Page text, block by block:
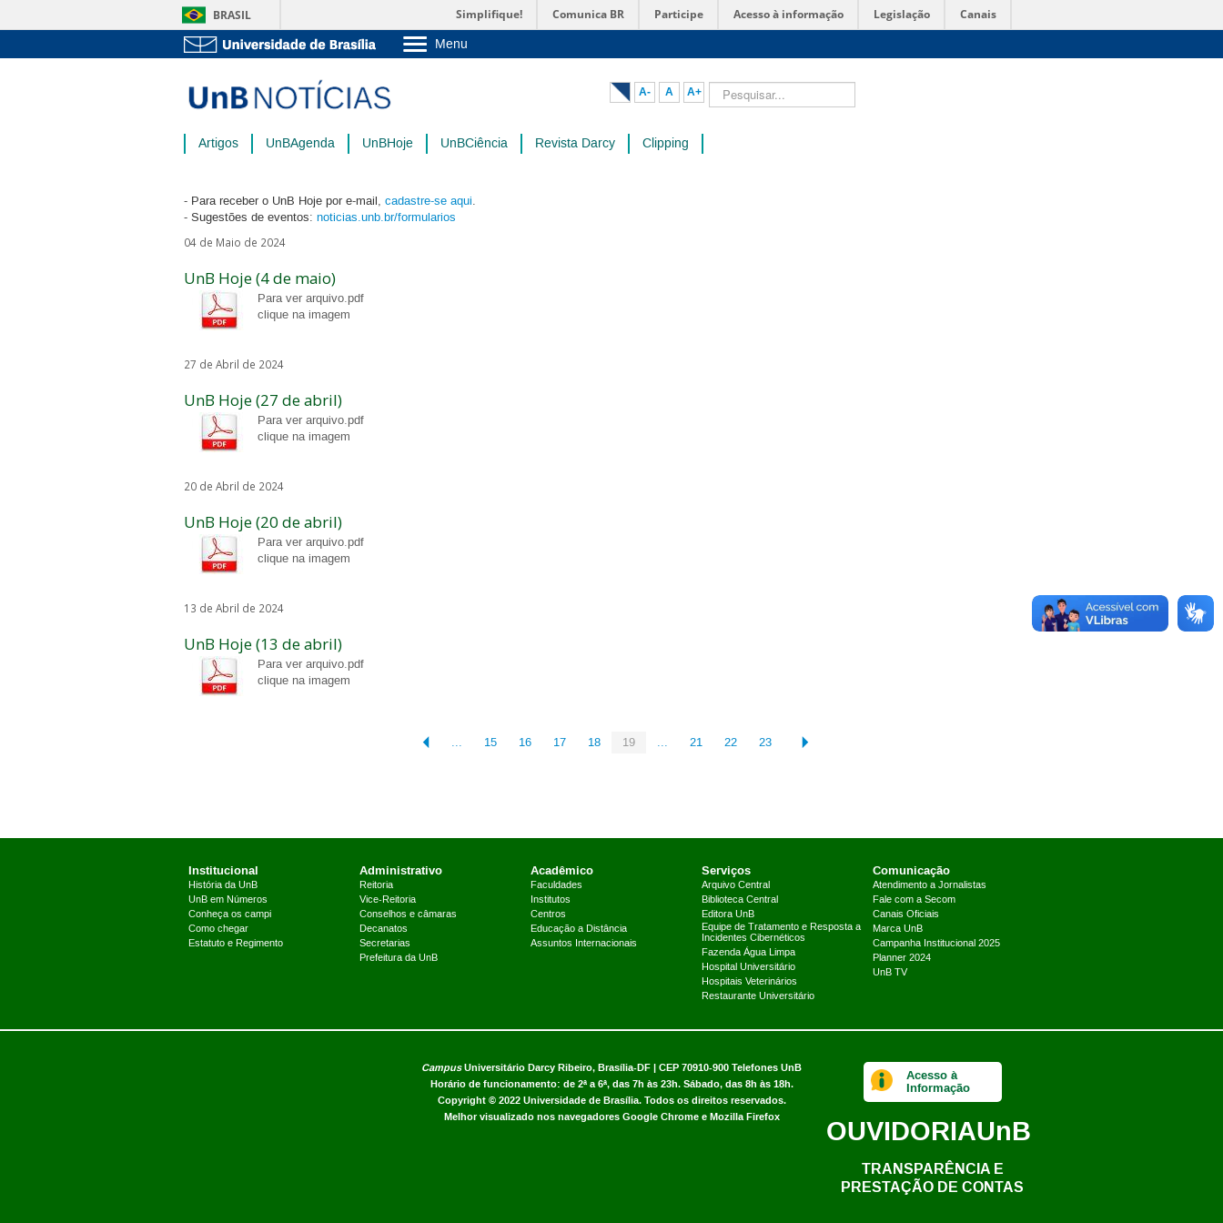
BRASIL Simplifique! Comunica BR Participe Acesso à informação Legislação Canais
Menu
Pós-Graduação
Administração
A- A A+ Pesquisar...
Artigos UnBAgenda UnBHoje UnBCiência Revista Darcy Clipping
- Para receber o UnB Hoje por e-mail, cadastre-se aqui.
- Sugestões de eventos: noticias.unb.br/formularios
04 de Maio de 2024
UnB Hoje (4 de maio)
Para ver arquivo.pdf
clique na imagem
27 de Abril de 2024
UnB Hoje (27 de abril)
Para ver arquivo.pdf
clique na imagem
20 de Abril de 2024
UnB Hoje (20 de abril)
Para ver arquivo.pdf
clique na imagem
13 de Abril de 2024
UnB Hoje (13 de abril)
Para ver arquivo.pdf
clique na imagem
... 15 16 17 18 19 ... 21 22 23
Institucional
História da UnB
UnB em Números
Conheça os campi
Como chegar
Estatuto e Regimento
Administrativo
Reitoria
Vice-Reitoria
Conselhos e câmaras
Decanatos
Secretarias
Prefeitura da UnB
Acadêmico
Faculdades
Institutos
Centros
Educação a Distância
Assuntos Internacionais
Serviços
Arquivo Central
Biblioteca Central
Editora UnB
Equipe de Tratamento e Resposta a
Incidentes Cibernéticos
Fazenda Água Limpa
Hospital Universitário
Hospitais Veterinários
Restaurante Universitário
Comunicação
Atendimento a Jornalistas
Fale com a Secom
Canais Oficiais
Marca UnB
Campanha Institucional 2025
Planner 2024
UnB TV
CampusUniversitário Darcy Ribeiro, Brasília-DF | CEP 70910-900 Telefones UnB
Horário de funcionamento: de 2ª a 6ª, das 7h às 23h. Sábado, das 8h às 18h.
Copyright © 2022 Universidade de Brasília. Todos os direitos reservados.
Melhor visualizado nos navegadores Google Chrome e Mozilla Firefox
Acesso à
Informação
OUVIDORIAUnB
TRANSPARÊNCIA E
PRESTAÇÃO DE CONTAS